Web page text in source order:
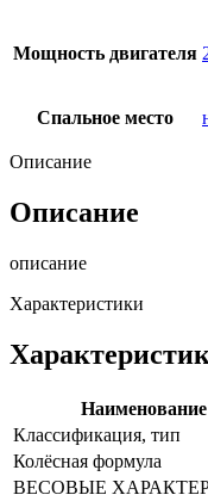
Мощность двигателя
Спальное место
Описание
Описание
описание
Характеристики
Наименование
Классификация, тип
Колёсная формула
ВЕСОВЫЕ